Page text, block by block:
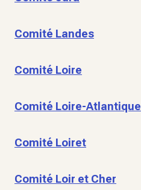
Comité Landes
Comité Loire
Comité Loire-Atlantique
Comité Loiret
Comité Loir et Cher